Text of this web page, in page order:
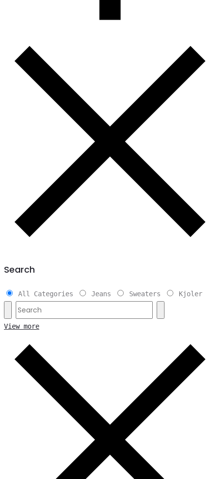
Search
All Categories Jeans Sweaters Kjoler
View more